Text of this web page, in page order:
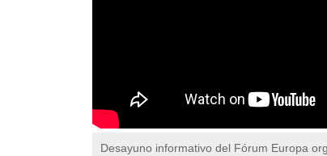
Desayuno informativo del Fórum Europa